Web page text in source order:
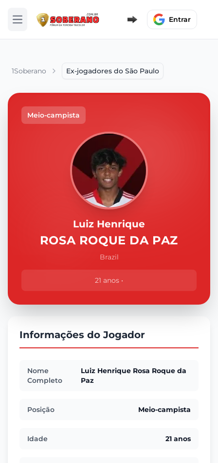
Abrir menu Entrar
1Soberano Ex-jogadores do São Paulo
Meio-campista
Luiz Henrique
ROSA ROQUE DA PAZ
Brazil
21 anos •
Informações do Jogador
Nome
Completo
Luiz Henrique Rosa Roque da
Paz
Posição Meio-campista
Idade 21 anos